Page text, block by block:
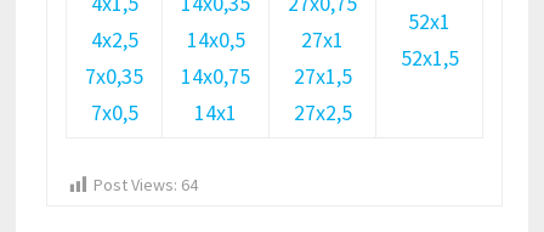
4х2,5
7х0,35
7х0,5
14х0,5
14х0,75
14х1
27х1
27х1,5
27х2,5
52х1
52х1,5
Post Views: 64